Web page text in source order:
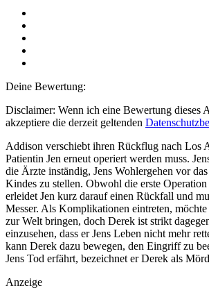
Deine Bewertung:
Disclaimer: Wenn ich eine Bewertung dieses
akzeptiere die derzeit geltenden
Addison verschiebt ihren Rückflug nach Los
Patientin Jen erneut operiert werden muss.
die Ärzte inständig, Jens Wohlergehen vor
Kindes zu stellen. Obwohl die erste
erleidet Jen kurz darauf einen Rückfall und
Messer. Als Komplikationen eintreten,
zur Welt bringen, doch Derek ist strikt
einzusehen, dass er Jens Leben nicht mehr
kann Derek dazu bewegen, den Eingriff zu
Jens Tod erfährt, bezeichnet er Derek als
Anzeige